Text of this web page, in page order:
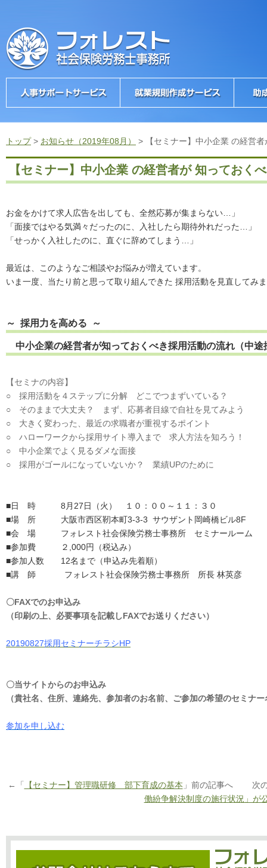
トップ> お知らせ（2019年08月） > 【セミナー】中小企業 の経営
【セミナー】中小企業 の経営者が 知っておく
お金をかけて求人広告を出しても、全然応募が集まらない…」
「面接ではやる気満々だったのに、入社したら期待外れだった…」
「せっかく入社したのに、直ぐに辞めてしまう…」
最近は、このようなご相談やお悩みが増えています。
いま一度、当たり前と思って取り組んできた 採用活動を見直してみ
～ 採用力を高める ～
中小企業の経営者が知っておくべき採用活動の流れ（中途
【セミナの内容】
○ 採用活動を４ステップに分解 どこでつまずいている？
○ そのままで大丈夫？ まず、応募者目線で自社を見てみよう
○ 大きく変わった、最近の求職者が重視するポイント
○ ハローワークから採用サイト導入まで 求人方法を知ろう！
○ 中小企業でよく見るダメな面接
○ 採用がゴールになっていないか？ 業績UPのために
■日 時 8月27日（火） １０：００～１１：３０
■場 所 大阪市西区靭本町3-3-3 サウザント岡崎橋ビル8F
■会 場 フォレスト社会保険労務士事務所 セミナールーム
■参加費 ２,000円（税込み）
■参加人数 12名まで（申込み先着順）
■講 師 フォレスト社会保険労務士事務所 所長 林英彦
〇FAXでのお申込み
（印刷の上、必要事項を記載しFAXでお送りください）
20190827採用セミナーチラシHP
〇当サイトからのお申込み
（貴社名、住所、連絡先、参加者のお名前、ご参加の希望のセミナ
参加を申し込む
←「 【セミナー】管理職研修 部下育成の基本 」前の記事へ 次の
働紛争解決制度の施行状況」が